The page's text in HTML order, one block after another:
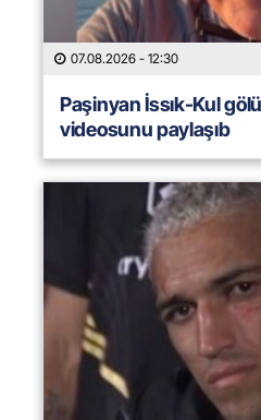
07.08.2026 - 12:30
Paşinyan İssık-Kul
videosunu paylaşıb